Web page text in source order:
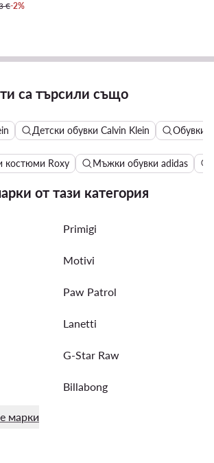
€-2%
са търсили също
Детски обувки Calvin Klein Обувки
костюми Roxy Мъжки обувки adidas
от тази категория
Primigi
Motivi
Paw Patrol
Lanetti
G-Star Raw
Billabong
марки